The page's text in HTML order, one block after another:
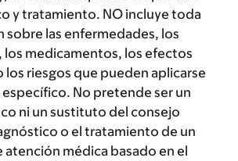
y tratamiento. NO incluye toda
sobre las enfermedades, los
medicamentos, los efectos
los riesgos que pueden aplicarse
No pretende ser un
ni un sustituto del consejo
o el tratamiento de un
médica basado en el